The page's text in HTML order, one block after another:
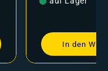
In den